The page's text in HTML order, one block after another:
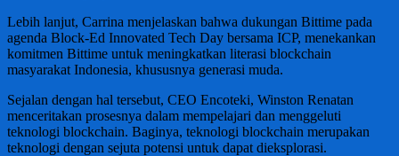
Lebih lanjut, Carrina menjelaskan bahwa dukungan Bittime pada
agenda Block-Ed Innovated Tech Day bersama ICP, menekankan
komitmen Bittime untuk meningkatkan literasi blockchain
masyarakat Indonesia, khususnya generasi muda.
Sejalan dengan hal tersebut, CEO Encoteki, Winston Renatan
menceritakan prosesnya dalam mempelajari dan menggeluti
teknologi blockchain. Baginya, teknologi blockchain merupakan
teknologi dengan sejuta potensi untuk dapat dieksplorasi.